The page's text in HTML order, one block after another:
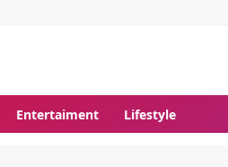
Entertaiment Lifestyle